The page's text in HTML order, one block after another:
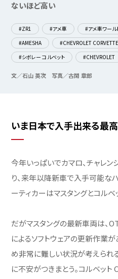
ないほど高い
#ZR1 #アメ車 #アメ車ワール
#AMESHA
#CHEVROLET CORVETTE
#シボレー コルベット
#CHEVROLET
文／石山 英次 写真／古閑 章郎
いま日本で入手出来る最
今年いっぱいでカマロ、チャレ
り、来年以降新車で入手可能な
ーティカーはマスタングとコルベ
だがマスタングの最新車両は、
によるソフトウェアの更新作業
め非常に難しい状況が考えられ
に不安がつきまとう。コルベット